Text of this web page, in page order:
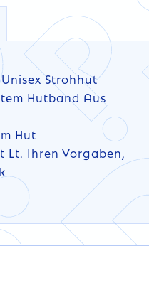
Strohhut
Hutband Aus
Hut
Lt. Ihren Vorgaben,